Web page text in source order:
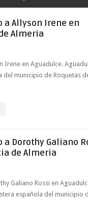
a Allyson Irene en
Almeria
Irene en Aguadulce.
del municipio de Roquetas
Dorothy Galiano
de Almeria
Galiano Rossi en
española del municipio